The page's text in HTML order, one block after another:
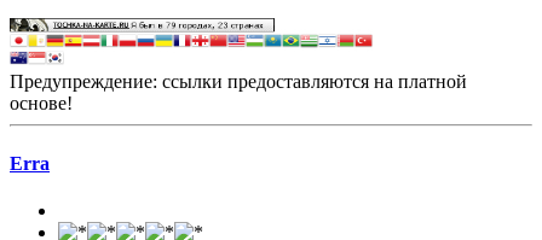
Предупреждение: ссылки предоставляются на платной
основе!
Erra